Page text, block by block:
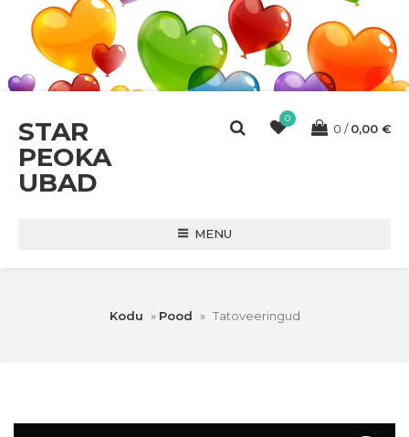
STAR
PEOKA
UBAD
0
0 0,00 €
MENU
Kodu » Pood » Tatoveeringud